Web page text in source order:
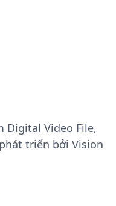
Digital Video File,
triển bởi Vision